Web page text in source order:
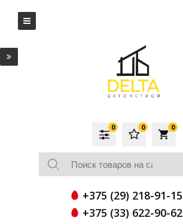
local_grocery_store
0
0
0
+375 (29) 218-91-15
+375 (33) 622-90-62